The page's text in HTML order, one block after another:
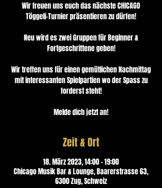
Wir freuen uns euch das nächste CHICAGO
Töggeli-Turnier präsentieren zu dürfen!
Neu wird es zwei Gruppen für Beginner &
Fortgeschrittene geben!
Wir treffen uns für einen gemütlichen Nachmittag
mit interessanten Spielpartien wo der Spass zu
forderst steht!
Melde dich jetzt an!
Zeit & Ort
18. März 2023, 14:00 – 19:00
Chicago Musik Bar & Lounge, Baarerstrasse 63,
6300 Zug, Schweiz